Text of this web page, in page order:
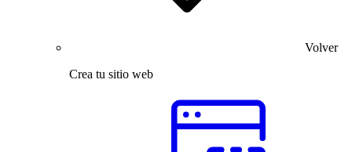
Volver
Crea tu sitio web